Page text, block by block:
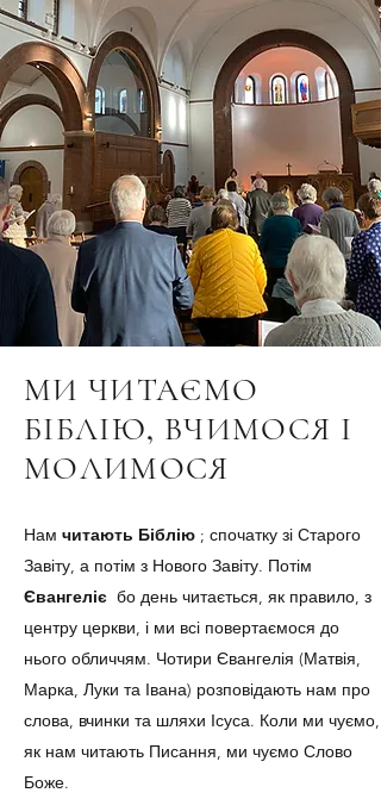
МИ ЧИТАЄМО
БІБЛІЮ, ВЧИМОСЯ І
МОЛИМОСЯ
Нам читають Біблію ; спочатку зі Старого
Завіту, а потім з Нового Завіту. Потім
Євангеліє бо день читається, як правило, з
центру церкви, і ми всі повертаємося до
нього обличчям. Чотири Євангелія (Матвія,
Марка, Луки та Івана) розповідають нам про
слова, вчинки та шляхи Ісуса. Коли ми чуємо,
як нам читають Писання, ми чуємо Слово
Боже.